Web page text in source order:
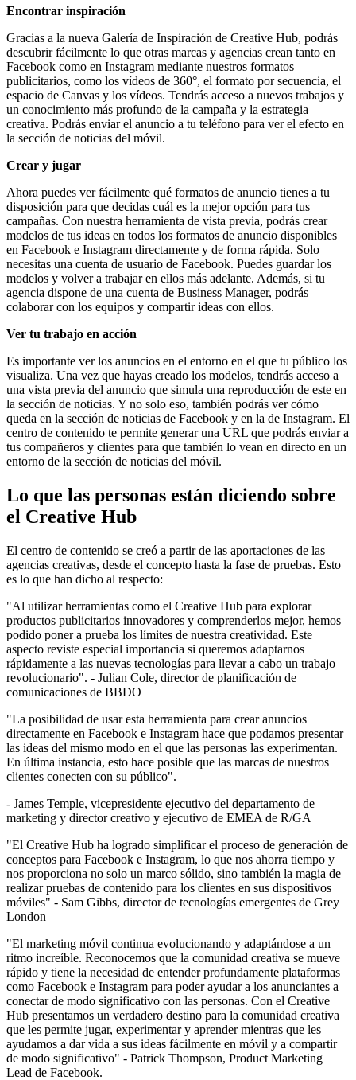
Encontrar inspiración
Gracias a la nueva Galería de Inspiración de Creative Hub, podrás
descubrir fácilmente lo que otras marcas y agencias crean tanto en
Facebook como en Instagram mediante nuestros formatos
publicitarios, como los vídeos de 360°, el formato por secuencia, el
espacio de Canvas y los vídeos. Tendrás acceso a nuevos trabajos y
un conocimiento más profundo de la campaña y la estrategia
creativa. Podrás enviar el anuncio a tu teléfono para ver el efecto en
la sección de noticias del móvil.
Crear y jugar
Ahora puedes ver fácilmente qué formatos de anuncio tienes a tu
disposición para que decidas cuál es la mejor opción para tus
campañas. Con nuestra herramienta de vista previa, podrás crear
modelos de tus ideas en todos los formatos de anuncio disponibles
en Facebook e Instagram directamente y de forma rápida. Solo
necesitas una cuenta de usuario de Facebook. Puedes guardar los
modelos y volver a trabajar en ellos más adelante. Además, si tu
agencia dispone de una cuenta de Business Manager, podrás
colaborar con los equipos y compartir ideas con ellos.
Ver tu trabajo en acción
Es importante ver los anuncios en el entorno en el que tu público los
visualiza. Una vez que hayas creado los modelos, tendrás acceso a
una vista previa del anuncio que simula una reproducción de este en
la sección de noticias. Y no solo eso, también podrás ver cómo
queda en la sección de noticias de Facebook y en la de Instagram. El
centro de contenido te permite generar una URL que podrás enviar a
tus compañeros y clientes para que también lo vean en directo en un
entorno de la sección de noticias del móvil.
Lo que las personas están diciendo sobre
el Creative Hub
El centro de contenido se creó a partir de las aportaciones de las
agencias creativas, desde el concepto hasta la fase de pruebas. Esto
es lo que han dicho al respecto:
"Al utilizar herramientas como el Creative Hub para explorar
productos publicitarios innovadores y comprenderlos mejor, hemos
podido poner a prueba los límites de nuestra creatividad. Este
aspecto reviste especial importancia si queremos adaptarnos
rápidamente a las nuevas tecnologías para llevar a cabo un trabajo
revolucionario". - Julian Cole, director de planificación de
comunicaciones de BBDO
"La posibilidad de usar esta herramienta para crear anuncios
directamente en Facebook e Instagram hace que podamos presentar
las ideas del mismo modo en el que las personas las experimentan.
En última instancia, esto hace posible que las marcas de nuestros
clientes conecten con su público".
- James Temple, vicepresidente ejecutivo del departamento de
marketing y director creativo y ejecutivo de EMEA de R/GA
"El Creative Hub ha logrado simplificar el proceso de generación de
conceptos para Facebook e Instagram, lo que nos ahorra tiempo y
nos proporciona no solo un marco sólido, sino también la magia de
realizar pruebas de contenido para los clientes en sus dispositivos
móviles" - Sam Gibbs, director de tecnologías emergentes de Grey
London
"El marketing móvil continua evolucionando y adaptándose a un
ritmo increíble. Reconocemos que la comunidad creativa se mueve
rápido y tiene la necesidad de entender profundamente plataformas
como Facebook e Instagram para poder ayudar a los anunciantes a
conectar de modo significativo con las personas. Con el Creative
Hub presentamos un verdadero destino para la comunidad creativa
que les permite jugar, experimentar y aprender mientras que les
ayudamos a dar vida a sus ideas fácilmente en móvil y a compartir
de modo significativo" - Patrick Thompson, Product Marketing
Lead de Facebook.